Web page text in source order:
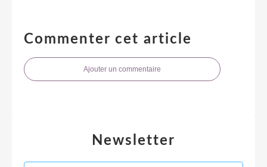
Commenter cet article
Ajouter un commentaire
Newsletter